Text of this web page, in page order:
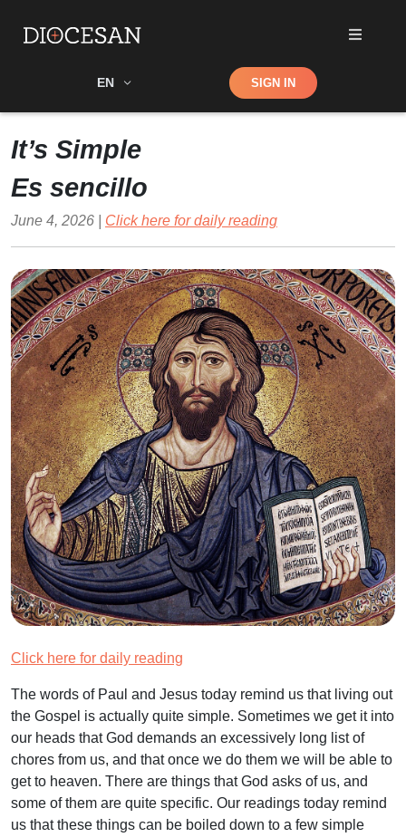
EN Shop SIGN IN
It’s Simple
Es sencillo
June 4, 2026 | Click here for daily reading
Click here for daily reading
The words of Paul and Jesus today remind us that living out
the Gospel is actually quite simple. Sometimes we get it into
our heads that God demands an excessively long list of
chores from us, and that once we do them we will be able to
get to heaven. There are things that God asks of us, and
some of them are quite specific. Our readings today remind
us that these things can be boiled down to a few simple